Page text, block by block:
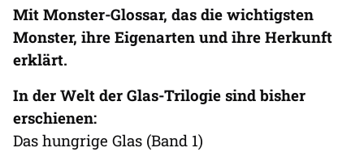
Mit Monster-Glossar, das die wichtigsten
Monster, ihre Eigenarten und ihre Herkunft
erklärt.
In der Welt der Glas-Trilogie sind bisher
erschienen:
Das hungrige Glas (Band 1)